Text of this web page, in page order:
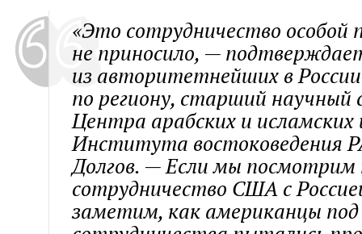
«Это сотрудничество особой
не приносило, —
из авторитетнейших в
по региону, старший научный
Центра арабских и исламских
Института востоковедения
Долгов. — Если мы посмотрим
сотрудничество США с
заметим, как американцы